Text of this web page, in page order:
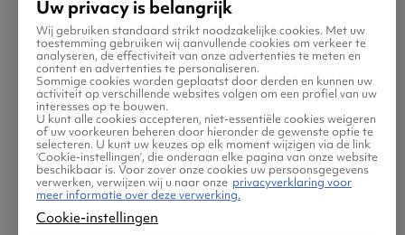
Abbey met uitzicht over de bergen, het
pittoreske havenstadje Kyrenia (Girne) met
Venetiaanse vesting en jachthaven, de
verlaten spookstad Varosha bij Famagusta, en
de antieke stad Salamis met Romeinse ruïnes.
Je bereikt Noord-Cyprus het makkelijkst door
vanaf Zuid-Cyprus over de grens te rijden via
checkpoints. Let op: neem je paspoort mee
(ID-kaart is niet voldoende), en Turkse lira.
Uw privacy is belangrijk
Wij gebruiken standaard strikt noodzakelijke cookies. Met uw
toestemming gebruiken wij aanvullende cookies om verkeer te
analyseren, de effectiviteit van onze advertenties te meten en
content en advertenties te personaliseren.
Sommige cookies worden geplaatst door derden en kunnen uw
activiteit op verschillende websites volgen om een profiel van uw
interesses op te bouwen.
U kunt alle cookies accepteren, niet-essentiële cookies weigeren
of uw voorkeuren beheren door hieronder de gewenste optie te
selecteren. U kunt uw keuzes op elk moment wijzigen via de link
‘Cookie-instellingen’, die onderaan elke pagina van onze website
beschikbaar is. Voor zover onze cookies uw persoonsgegevens
verwerken, verwijzen wij u naar onze privacyverklaring voor
meer informatie over deze verwerking.
Cookie-instellingen